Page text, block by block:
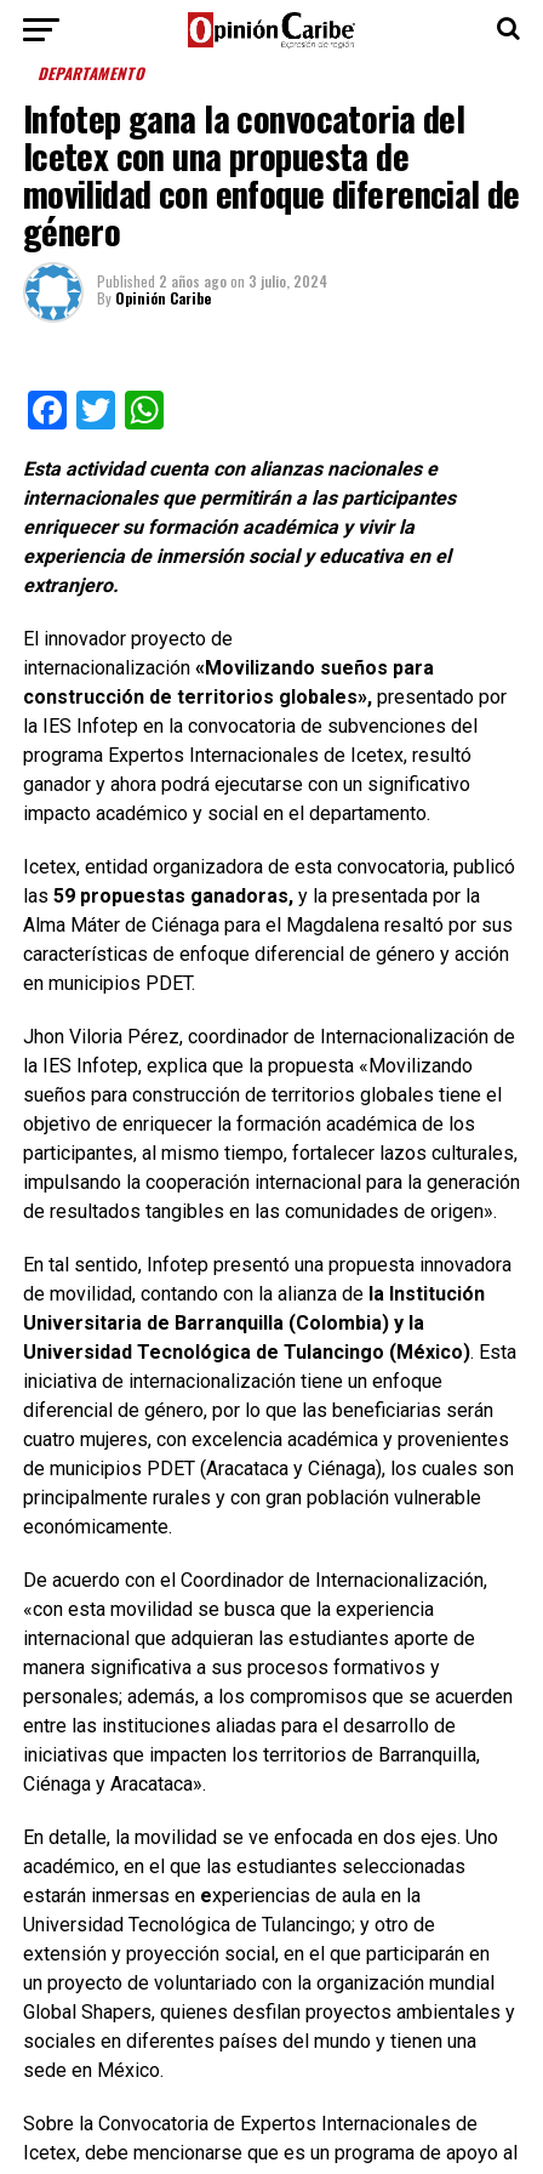
DEPARTAMENTO
Infotep gana la convocatoria del
Icetex con una propuesta de
movilidad con enfoque diferencial de
género
Published 2 años agoon 3 julio, 2024
By Opinión Caribe
Facebook
TwitterWhatsApp
Esta actividad cuenta con alianzas nacionales e
internacionales que permitirán a las participantes
enriquecer su formación académica y vivir la
experiencia de inmersión social y educativa en el
extranjero.
El innovador proyecto de
internacionalización «Movilizando sueños para
construcción de territorios globales»,presentado por
la IES Infotep en la convocatoria de subvenciones del
programa Expertos Internacionales de Icetex, resultó
ganador y ahora podrá ejecutarse con un significativo
impacto académico y social en el departamento.
Icetex, entidad organizadora de esta convocatoria, publicó
las 59 propuestas ganadoras,y la presentada por la
Alma Máter de Ciénaga para el Magdalena resaltó por sus
características de enfoque diferencial de género y acción
en municipios PDET.
Jhon Viloria Pérez, coordinador de Internacionalización de
la IES Infotep, explica que la propuesta «Movilizando
sueños para construcción de territorios globales tiene el
objetivo de enriquecer la formación académica de los
participantes, al mismo tiempo, fortalecer lazos culturales,
impulsando la cooperación internacional para la generación
de resultados tangibles en las comunidades de origen».
En tal sentido, Infotep presentó una propuesta innovadora
de movilidad, contando con la alianza de la Institución
Universitaria de Barranquilla (Colombia) y la
Universidad Tecnológica de Tulancingo (México). Esta
iniciativa de internacionalización tiene un enfoque
diferencial de género, por lo que las beneficiarias serán
cuatro mujeres, con excelencia académica y provenientes
de municipios PDET (Aracataca y Ciénaga), los cuales son
principalmente rurales y con gran población vulnerable
económicamente.
De acuerdo con el Coordinador de Internacionalización,
«con esta movilidad se busca que la experiencia
internacional que adquieran las estudiantes aporte de
manera significativa a sus procesos formativos y
personales; además, a los compromisos que se acuerden
entre las instituciones aliadas para el desarrollo de
iniciativas que impacten los territorios de Barranquilla,
Ciénaga y Aracataca».
En detalle, la movilidad se ve enfocada en dos ejes. Uno
académico, en el que las estudiantes seleccionadas
estarán inmersas en experiencias de aula en la
Universidad Tecnológica de Tulancingo; y otro de
extensión y proyección social, en el que participarán en
un proyecto de voluntariado con la organización mundial
Global Shapers, quienes desfilan proyectos ambientales y
sociales en diferentes países del mundo y tienen una
sede en México.
Sobre la Convocatoria de Expertos Internacionales de
Icetex, debe mencionarse que es un programa de apoyo al